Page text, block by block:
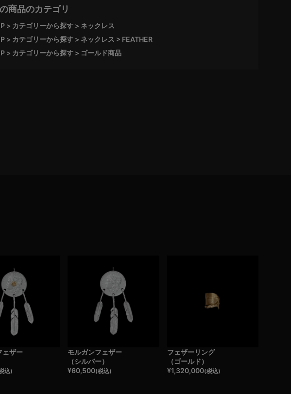
商品のカテゴリ
カテゴリーから探す
ネックレス
カテゴリーから探す ネックレス
FEATHER
カテゴリーから探す ゴールド商品
ェザー
込)
モルガンフェザー
（シルバー）
¥60,500(税込)
フェザーリング
（ゴールド）
¥1,320,000(税込)